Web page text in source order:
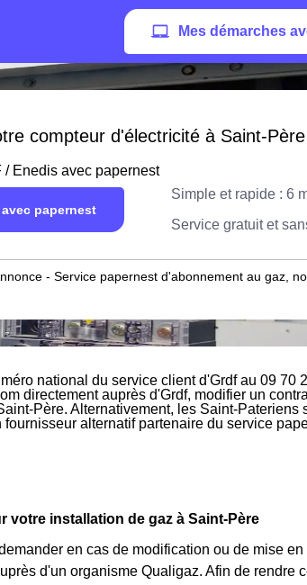
Mes démarches
compteur d'électricité à Saint-Père
Enedis avec papernest
papernest
Simple et rapide : 6
Service gratuit et
- Service papernest d'abonnement au gaz,
national du service client d'Grdf au 09 70
directement auprès d'Grdf, modifier un
Père. Alternativement, les Saint-Pateriens
alternatif partenaire du service
votre installation de gaz à Saint-Père
en cas de modification ou de mise
d'un organisme Qualigaz. Afin de rendre